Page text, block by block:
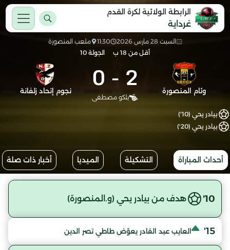
الرابطة الولائية لكرة القدم
غرداية
السبت 28 مارس 2026 11:30
ملعب المنصورة
أقل من 18 ب
الجولة 10
وئام المنصورة 2
-
0
بلكو مصطفى
نجوم إتحاد زلفانة
بيادر يحي (10')
بيادر يحي (20')
أحداث المباراة التشكيلة الميديا أخبار ذات صلة
10' هدف من بيادر يحي (و.المنصورة)
15' العايب عبد القادر يعوّض طاطي تصر الدين